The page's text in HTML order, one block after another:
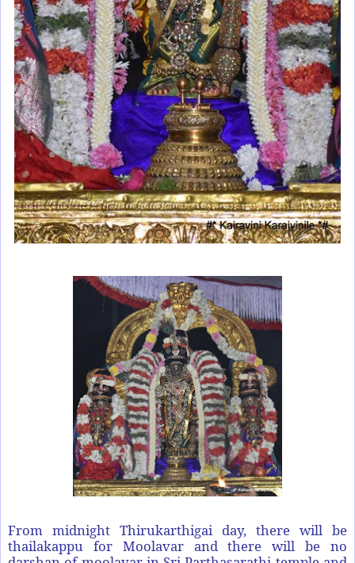
From midnight Thirukarthigai day, there will be
thailakappu for Moolavar and there will be no